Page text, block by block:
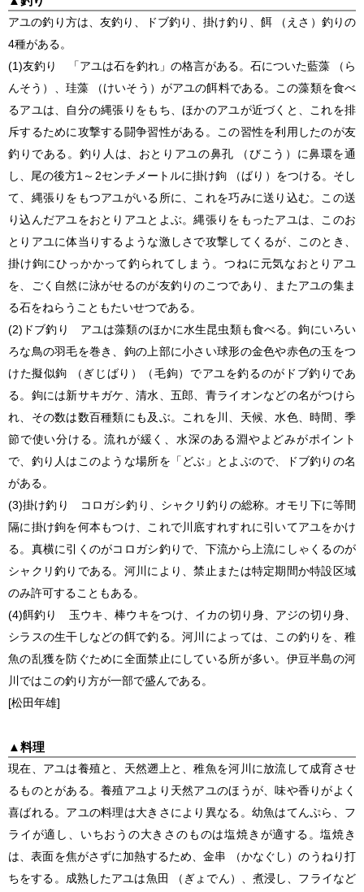
アユの釣り方は、友釣り、ドブ釣り、掛け釣り、餌 （えさ）釣りの
4種がある。
(1)友釣り 「アユは石を釣れ」の格言がある。石についた藍藻 （ら
んそう）、珪藻 （けいそう）がアユの餌料である。この藻類を食べ
るアユは、自分の縄張りをもち、ほかのアユが近づくと、これを排
斥するために攻撃する闘争習性がある。この習性を利用したのが友
釣りである。釣り人は、おとりアユの鼻孔 （びこう）に鼻環を通
し、尾の後方1～2センチメートルに掛け鉤 （ばり）をつける。そし
て、縄張りをもつアユがいる所に、これを巧みに送り込む。この送
り込んだアユをおとりアユとよぶ。縄張りをもったアユは、このお
とりアユに体当りするような激しさで攻撃してくるが、このとき、
掛け鉤にひっかかって釣られてしまう。つねに元気なおとりアユ
を、ごく自然に泳がせるのが友釣りのこつであり、またアユの集ま
る石をねらうこともたいせつである。
(2)ドブ釣り アユは藻類のほかに水生昆虫類も食べる。鉤にいろい
ろな鳥の羽毛を巻き、鉤の上部に小さい球形の金色や赤色の玉をつ
けた擬似鉤 （ぎじばり）（毛鉤）でアユを釣るのがドブ釣りであ
る。鉤には新サキガケ、清水、五郎、青ライオンなどの名がつけら
れ、その数は数百種類にも及ぶ。これを川、天候、水色、時間、季
節で使い分ける。流れが緩く、水深のある淵やよどみがポイント
で、釣り人はこのような場所を「どぶ」とよぶので、ドブ釣りの名
がある。
(3)掛け釣り コロガシ釣り、シャクリ釣りの総称。オモリ下に等間
隔に掛け鉤を何本もつけ、これで川底すれすれに引いてアユをかけ
る。真横に引くのがコロガシ釣りで、下流から上流にしゃくるのが
シャクリ釣りである。河川により、禁止または特定期間か特設区域
のみ許可することもある。
(4)餌釣り 玉ウキ、棒ウキをつけ、イカの切り身、アジの切り身、
シラスの生干しなどの餌で釣る。河川によっては、この釣りを、稚
魚の乱獲を防ぐために全面禁止にしている所が多い。伊豆半島の河
川ではこの釣り方が一部で盛んである。
[松田年雄]
▲料理
現在、アユは養殖と、天然遡上と、稚魚を河川に放流して成育させ
るものとがある。養殖アユより天然アユのほうが、味や香りがよく
喜ばれる。アユの料理は大きさにより異なる。幼魚はてんぷら、フ
ライが適し、いちおうの大きさのものは塩焼きが適する。塩焼き
は、表面を焦がさずに加熱するため、金串 （かなぐし）のうねり打
ちをする。成熟したアユは魚田 （ぎょでん）、煮浸し、フライなど